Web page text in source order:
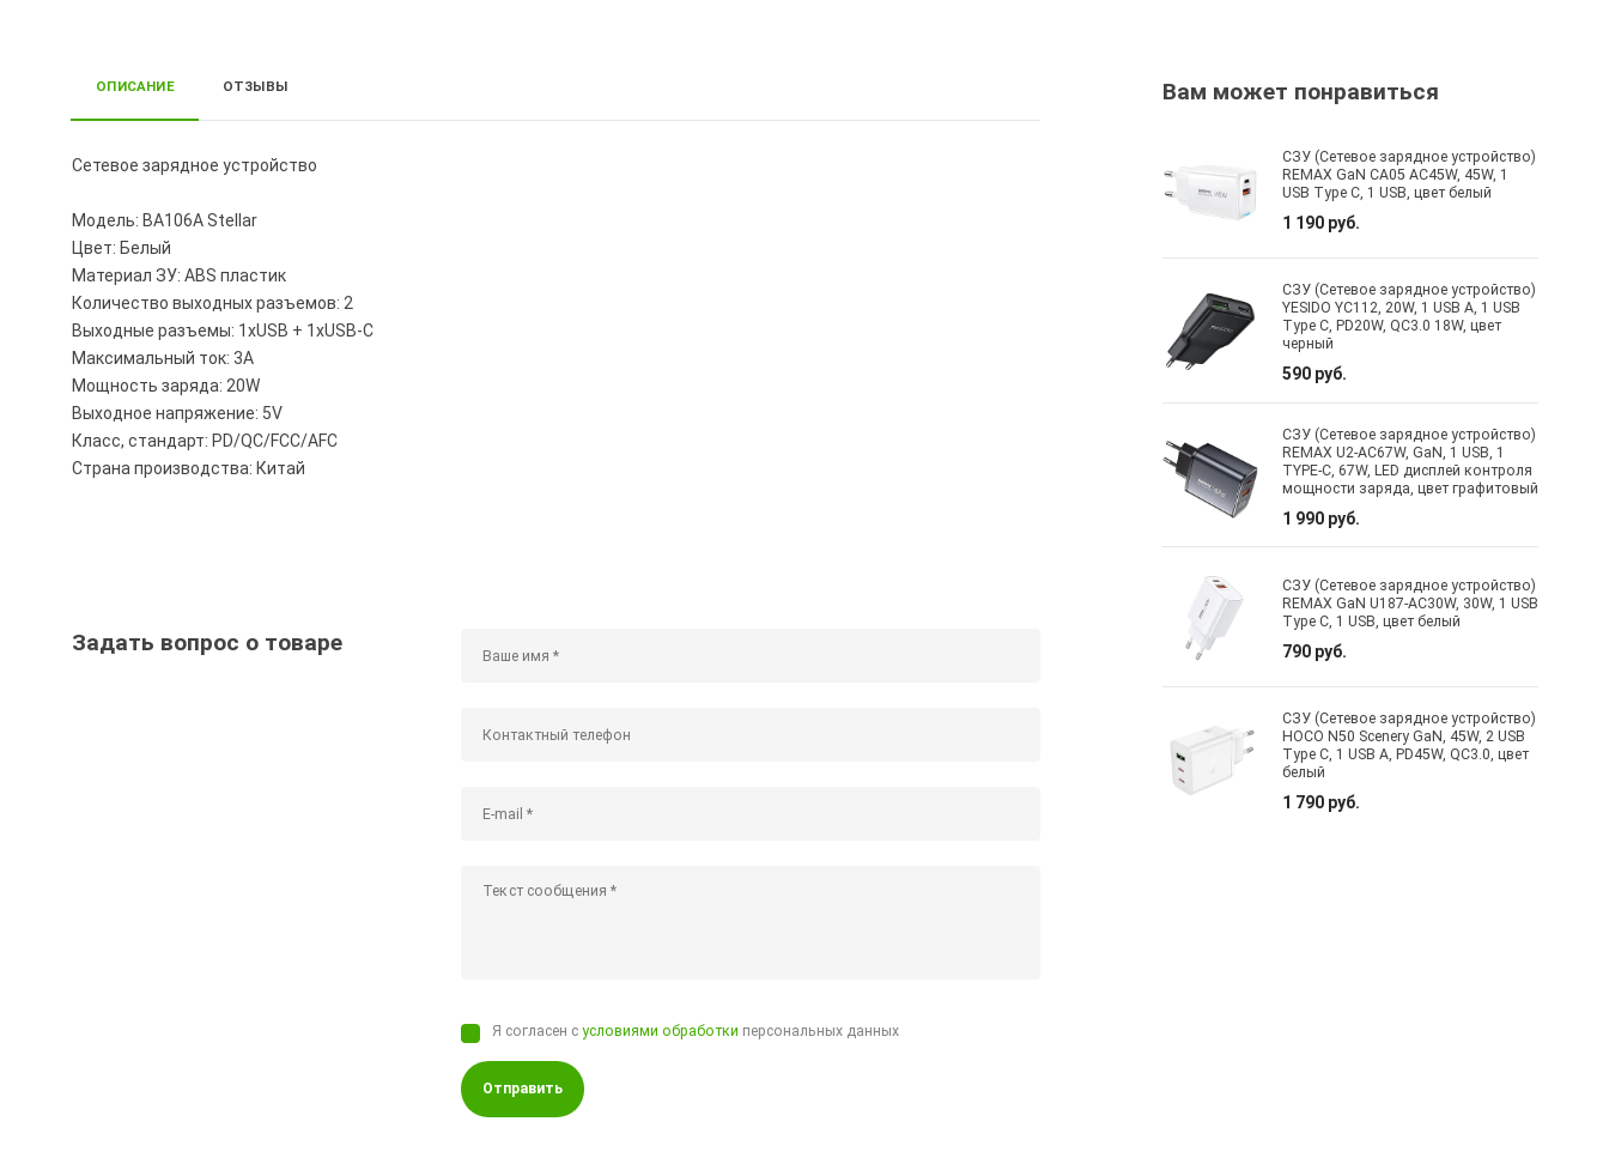
ОПИСАНИЕ ОТЗЫВЫ
Сетевое зарядное устройство
Модель: BA106A Stellar
Цвет: Белый
Материал ЗУ: ABS пластик
Количество выходных разъемов: 2
Выходные разъемы: 1xUSB + 1xUSB-C
Максимальный ток: 3A
Мощность заряда: 20W
Выходное напряжение: 5V
Класс, стандарт: PD/QC/FCC/AFC
Страна производства: Китай
Задать вопрос о товаре
Я согласен сусловиями обработки персональных данных
Отправить
Вам может понравиться
СЗУ (Сетевое зарядное устройство)
REMAX GaN CA05 AC45W, 45W, 1
USB Type C, 1 USB, цвет белый
1 190 руб.
СЗУ (Сетевое зарядное устройство)
YESIDO YC112, 20W, 1 USB A, 1 USB
Type C, PD20W, QC3.0 18W, цвет
черный
590 руб.
СЗУ (Сетевое зарядное устройство)
REMAX U2-AC67W, GaN, 1 USB, 1
TYPE-C, 67W, LED дисплей контроля
мощности заряда, цвет графитовый
1 990 руб.
СЗУ (Сетевое зарядное устройство)
REMAX GaN U187-AC30W, 30W, 1 USB
Type C, 1 USB, цвет белый
790 руб.
СЗУ (Сетевое зарядное устройство)
HOCO N50 Scenery GaN, 45W, 2 USB
Type C, 1 USB A, PD45W, QC3.0, цвет
белый
1 790 руб.